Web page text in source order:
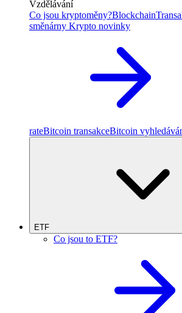
Vzdělávání
Co jsou kryptoměny?Blockchain
směnárny Krypto novinky
rateBitcoin transakceBitcoin
ETF
Co jsou to ETF?